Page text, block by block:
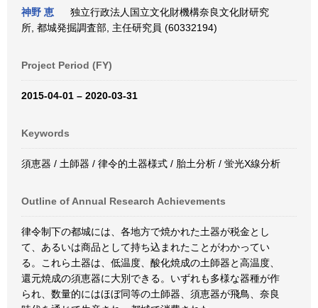
神野 恵
独立行政法人国立文化財機構奈良文化財研究
所, 都城発掘調査部, 主任研究員 (60332194)
Project Period (FY)
2015-04-01 – 2020-03-31
Keywords
須恵器 / 土師器 / 律令的土器様式 / 胎土分析 / 蛍光X線分析
Outline of Annual Research Achievements
律令制下の都城には、各地方で焼かれた土器が税金とし
て、あるいは商品として持ち込まれたことがわかってい
る。これら土器は、低温度、酸化焼成の土師器と高温度、
還元焼成の須恵器に大別できる。いずれも多様な器種が作
られ、数量的にはほぼ同等の土師器、須恵器が飛鳥、奈良